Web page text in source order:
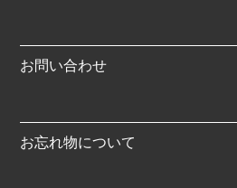
お問い合わせ
お忘れ物について